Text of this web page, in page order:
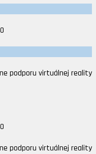
podporu virtuálnej reality
podporu virtuálnej reality